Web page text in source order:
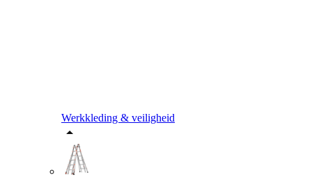
Werkkleding & veiligheid